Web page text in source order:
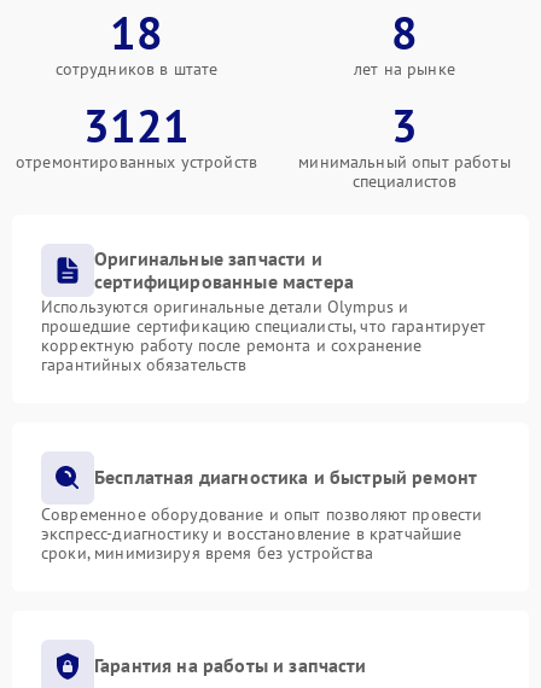
18
сотрудников в штате
8
лет на рынке
3121
отремонтированных устройств
3
минимальный опыт работы
специалистов
Оригинальные запчасти и
сертифицированные мастера
Используются оригинальные детали Olympus и
прошедшие сертификацию специалисты, что гарантирует
корректную работу после ремонта и сохранение
гарантийных обязательств
Бесплатная диагностика и быстрый ремонт
Современное оборудование и опыт позволяют провести
экспресс-диагностику и восстановление в кратчайшие
сроки, минимизируя время без устройства
Гарантия на работы и запчасти